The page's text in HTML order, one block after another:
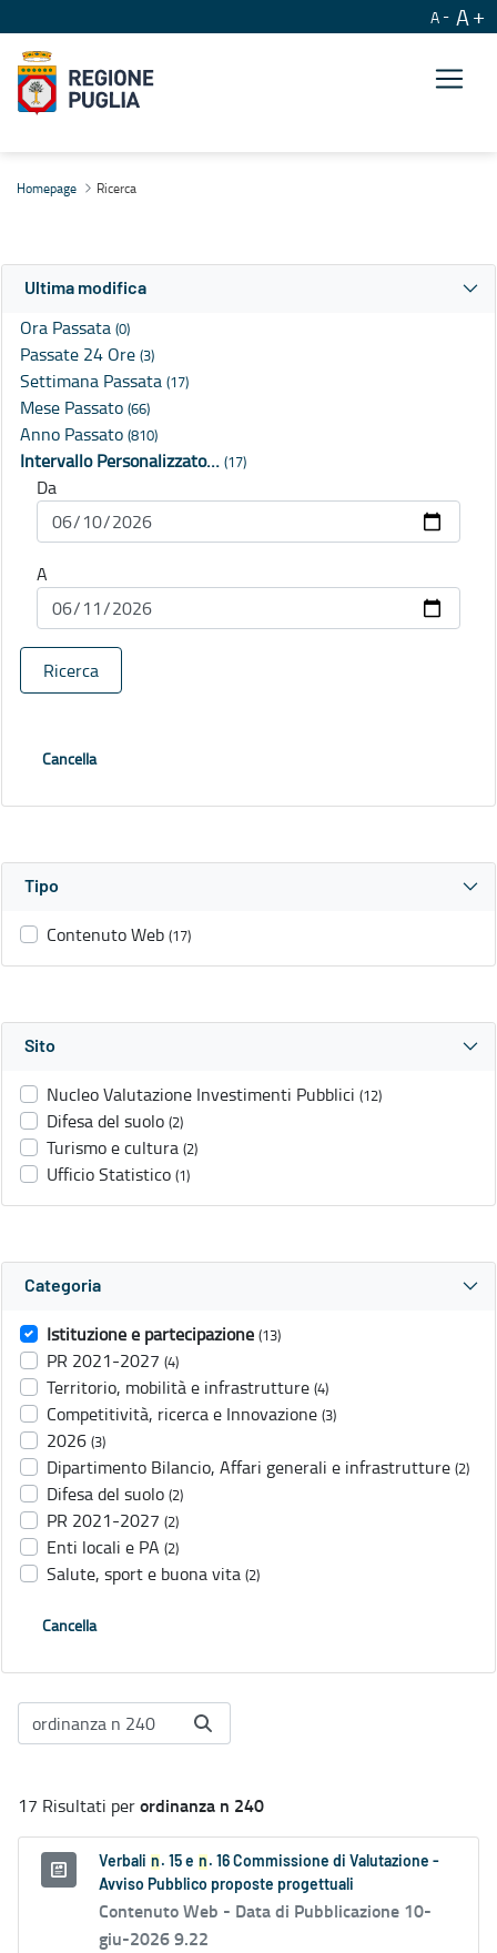
A A
Homepage Ricerca
Ultima modifica
Ora Passata (0)
Passate 24 Ore (3)
Settimana Passata (17)
Mese Passato (66)
Anno Passato (810)
Intervallo Personalizzato… (17)
Da
A
Ricerca
Cancella
Tipo
Contenuto Web (17)
Sito
Nucleo Valutazione Investimenti Pubblici (12)
Difesa del suolo (2)
Turismo e cultura (2)
Ufficio Statistico (1)
Categoria
Istituzione e partecipazione (13)
PR 2021-2027 (4)
Territorio, mobilità e infrastrutture (4)
Competitività, ricerca e Innovazione (3)
2026 (3)
Dipartimento Bilancio, Affari generali e infrastrutture (2)
Difesa del suolo (2)
PR 2021-2027 (2)
Enti locali e PA (2)
Salute, sport e buona vita (2)
Cancella
17 Risultati perordinanza n 240
Verbali n . 15 e n . 16 Commissione di Valutazione -
Avviso Pubblico proposte progettuali
Contenuto Web - Data di Pubblicazione 10-
giu-2026 9.22